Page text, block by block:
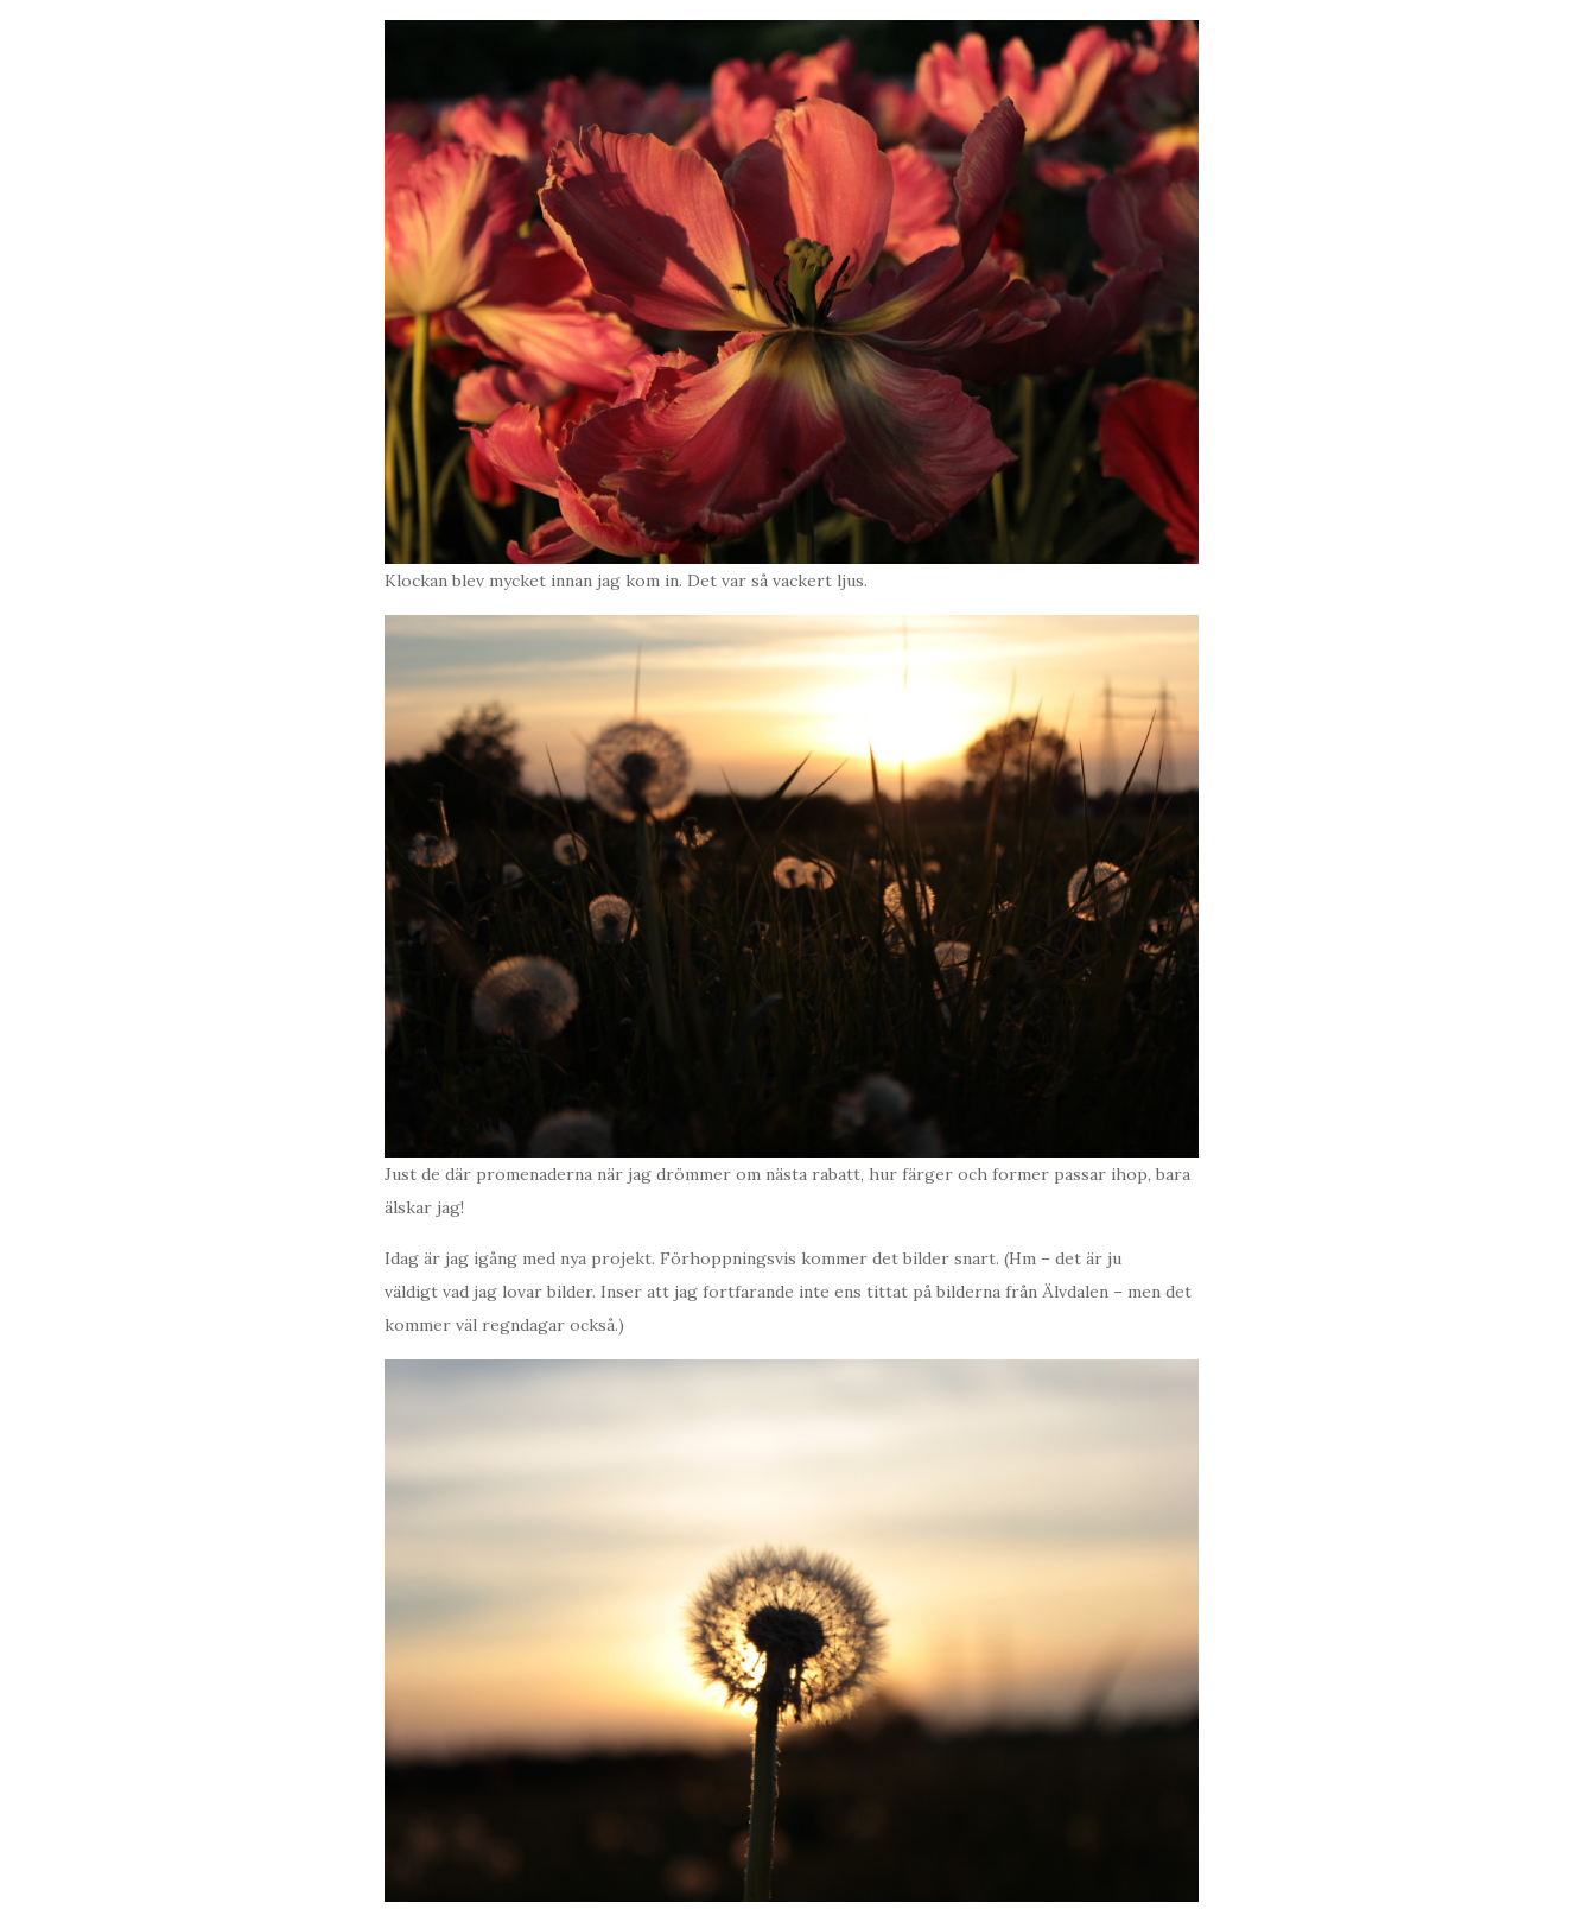
Klockan blev mycket innan jag kom in. Det var så vackert ljus.
Just de där promenaderna när jag drömmer om nästa rabatt, hur färger och former passar ihop, bara
älskar jag!
Idag är jag igång med nya projekt. Förhoppningsvis kommer det bilder snart. (Hm – det är ju
väldigt vad jag lovar bilder. Inser att jag fortfarande inte ens tittat på bilderna från Älvdalen – men det
kommer väl regndagar också.)